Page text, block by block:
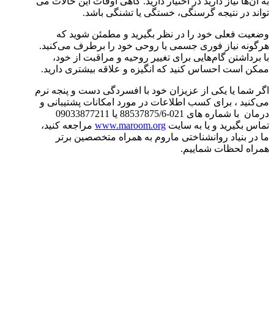
تواند در نتیجه گرسنگی، خستگی یا تشنگی باشد.
وضعیت فعلی خود را در نظر بگیرید و مطمئن شوید که
هرگونه نیاز فوری جسمی یا روحی خود را برطرف می‌کنید.
با برداشتن گام‌هایی برای تغییر روحیه و مراقبت از خود،
ممکن است احساس کنید که انگیزه و علاقه بیشتری دارید.
اگر شما یا یکی از عزیزان خود با افسردگی دست و پنجه نرم
می‌کنید ، برای کسب اطلاعات در مورد امکانات پشتیبانی و
درمان با شماره های 021-88537875/6 یا 09033877211
تماس بگیرید و یا به سایت www.maroom.org مراجعه کنید،
ما در بنیاد روانشناختی ماروم به همراه متخصصین برتر
همراه لحظات شماییم.